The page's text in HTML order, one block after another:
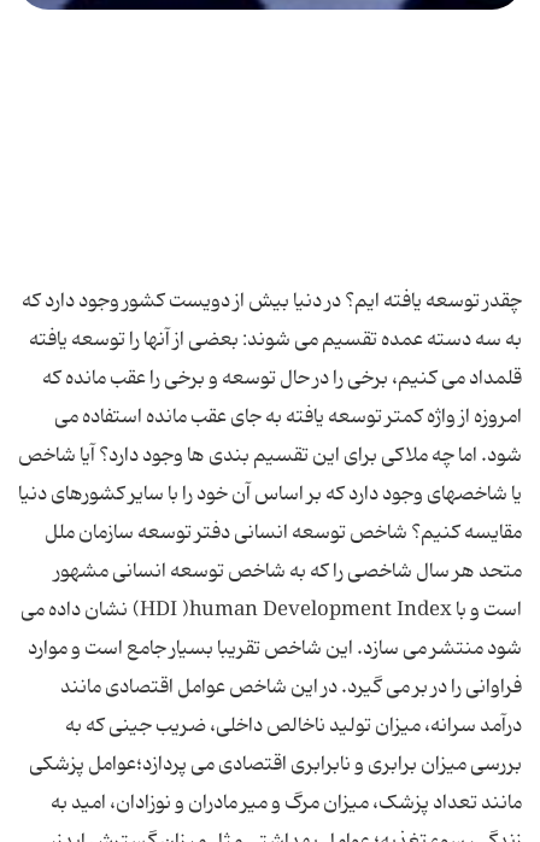
چقدر توسعه یافته ایم؟ در دنیا بیش از دویست کشور وجود دارد که
به سه دسته عمده تقسیم می شوند: بعضی از آنها را توسعه یافته
قلمداد می کنیم، برخی را در حال توسعه و برخی را عقب مانده که
امروزه از واژه کمتر توسعه یافته به جای عقب مانده استفاده می
شود. اما چه ملاکی برای این تقسیم بندی ها وجود دارد؟ آیا شاخص
یا شاخصهای وجود دارد که بر اساس آن خود را با سایر کشورهای دنیا
مقایسه کنیم؟ شاخص توسعه انسانی دفتر توسعه سازمان ملل
متحد هر سال شاخصی را که به شاخص توسعه انسانی مشهور
است و با HDI )human Development Index) نشان داده می
شود منتشر می سازد. این شاخص تقریبا بسیار جامع است و موارد
فراوانی را در بر می گیرد. در این شاخص عوامل اقتصادی مانند
درآمد سرانه، میزان تولید ناخالص داخلی، ضریب جینی که به
بررسی میزان برابری و نابرابری اقتصادی می پردازد؛عوامل پزشکی
مانند تعداد پزشک، میزان مرگ و میر مادران و نوزادان، امید به